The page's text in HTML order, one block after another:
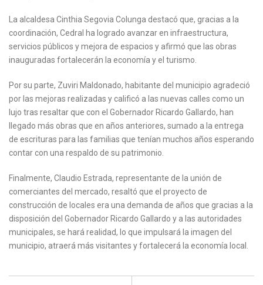
La alcaldesa Cinthia Segovia Colunga destacó que, gracias a la
coordinación, Cedral ha logrado avanzar en infraestructura,
servicios públicos y mejora de espacios y afirmó que las obras
inauguradas fortalecerán la economía y el turismo.
Por su parte, Zuviri Maldonado, habitante del municipio agradeció
por las mejoras realizadas y calificó a las nuevas calles como un
lujo tras resaltar que con el Gobernador Ricardo Gallardo, han
llegado más obras que en años anteriores, sumado a la entrega
de escrituras para las familias que tenían muchos años esperando
contar con una respaldo de su patrimonio.
Finalmente, Claudio Estrada, representante de la unión de
comerciantes del mercado, resaltó que el proyecto de
construcción de locales era una demanda de años que gracias a la
disposición del Gobernador Ricardo Gallardo y a las autoridades
municipales, se hará realidad, lo que impulsará la imagen del
municipio, atraerá más visitantes y fortalecerá la economía local.